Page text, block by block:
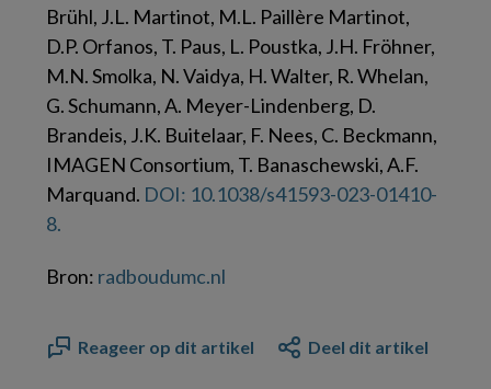
Brühl, J.L. Martinot, M.L. Paillère Martinot,
D.P. Orfanos, T. Paus, L. Poustka, J.H. Fröhner,
M.N. Smolka, N. Vaidya, H. Walter, R. Whelan,
G. Schumann, A. Meyer-Lindenberg, D.
Brandeis, J.K. Buitelaar, F. Nees, C. Beckmann,
IMAGEN Consortium, T. Banaschewski, A.F.
Marquand. DOI: 10.1038/s41593-023-01410-
8.
Bron: radboudumc.nl
Reageer op dit artikel Deel dit artikel